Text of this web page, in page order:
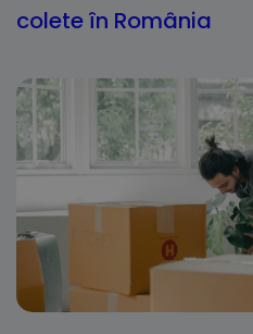
colete în România